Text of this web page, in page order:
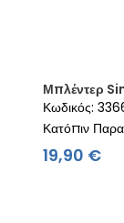
Μπλέντερ
Κωδικός:
Κατόπιν
19,90 €Τιμή